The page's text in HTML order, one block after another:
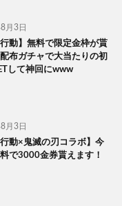
月3日
行動】無料で限定金枠が貰
布ガチャで大当たりの初
して神回にwww
月3日
行動×鬼滅の刃コラボ】今
で3000金券貰えます！